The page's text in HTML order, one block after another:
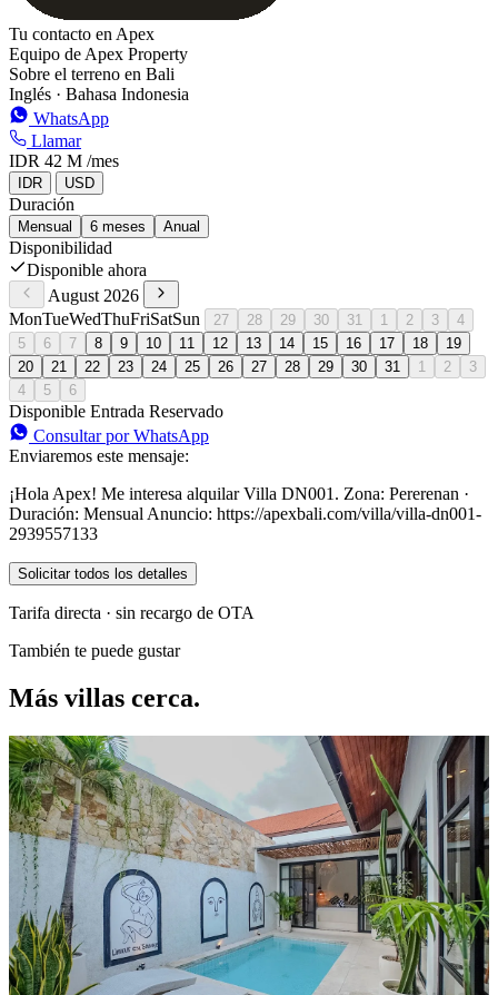
Tu contacto en Apex
Equipo de Apex Property
Sobre el terreno en Bali
Inglés · Bahasa Indonesia
WhatsApp
Llamar
IDR 42 M /mes
IDR USD
Duración
Mensual 6 meses Anual
Disponibilidad
Disponible ahora
August 2026
MonTueWedThuFriSatSun 27 28 29 30 31 1 2 3
4
5
6 7 8 9 10 11 12 13 14 15 16 17 18
19
20
21 22 23 24 25 26 27 28 29 30 31 1 2
3
4
5 6
Disponible Entrada Reservado
Consultar por WhatsApp
Enviaremos este mensaje:
¡Hola Apex! Me interesa alquilar Villa DN001. Zona: Pererenan ·
Duración: Mensual Anuncio: https://apexbali.com/villa/villa-dn001-
2939557133
Solicitar todos los detalles
Tarifa directa · sin recargo de OTA
También te puede gustar
Más villas cerca.